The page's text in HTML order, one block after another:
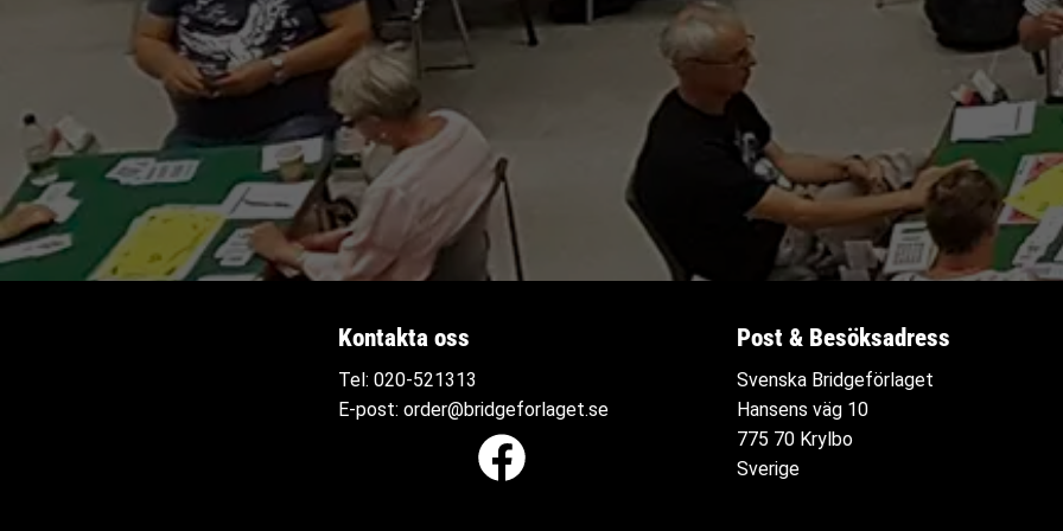
Kontakta oss
Tel:020-521313
E-post:order@bridgeforlaget.se
Post & Besöksadress
Svenska Bridgeförlaget
Hansens väg 10
775 70 Krylbo
Sverige